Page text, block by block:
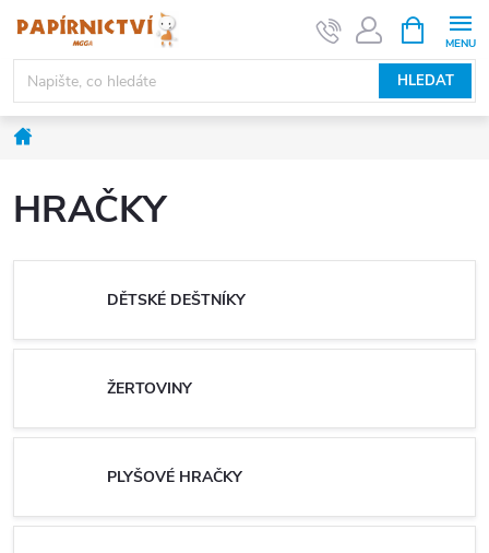
obsah
HLEDAT
NÁKUPNÍ
KOŠÍK
Domů
HRAČKY
DĚTSKÉ DEŠTNÍKY
ŽERTOVINY
PLYŠOVÉ HRAČKY